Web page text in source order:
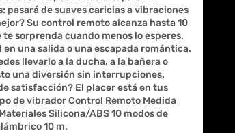
pasará de suaves caricias a vibraciones
Su control remoto alcanza hasta 10
sorprenda cuando menos lo esperes.
una salida o una escapada romántica.
llevarlo a la ducha, a la bañera o
una diversión sin interrupciones.
satisfacción? El placer está en tus
de vibrador Control Remoto Medida
Silicona/ABS 10 modos de
10 m.